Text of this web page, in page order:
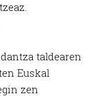
taldearen
Euskal
zen